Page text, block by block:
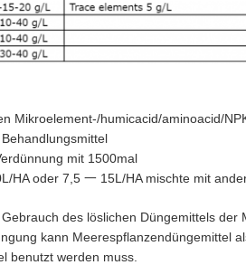
Mikroelement-/humicacid/aminoacid/
mit 1500mal
HA oder 7,5 一 15L/HA mischte mit
des löslichen Düngemittels der
kann Meerespflanzendüngemittel
benutzt werden muss.